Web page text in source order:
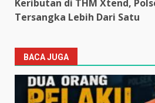
Keributan di THM Xtend,
Tersangka Lebih Dari Satu
BACA JUGA